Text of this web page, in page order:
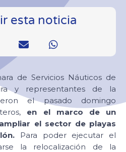
esta noticia
de Servicios Náuticos de
y representantes de la
el pasado domingo
en el marco de un
el sector de playas
Para poder ejecutar el
la relocalización de la